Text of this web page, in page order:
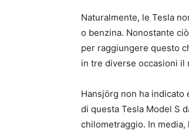
Naturalmente, le Tesla
o benzina. Nonostante
per raggiungere questo
in tre diverse occasioni il
Hansjörg non ha
di questa Tesla Model S
chilometraggio. In media,